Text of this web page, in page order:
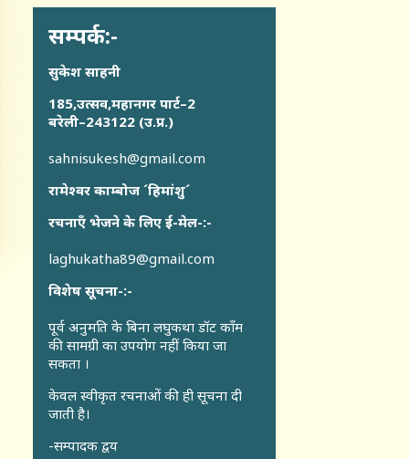
सम्पर्क:-
सुकेश साहनी
185,उत्सव,महानगर पार्ट–2
बरेली–243122 (उ.प्र.)
sahnisukesh@gmail.com
रामेश्वर काम्बोज ´हिमांशु´
रचनाएँ भेजने के लिए ई-मेल-:-
laghukatha89@gmail.com
विशेष सूचना-:-
पूर्व अनुमति के बिना लघुकथा डॉट कॉंम
की सामग्री का उपयोग नहीं किया जा
सकता ।
केवल स्वीकृत रचनाओं की ही सूचना दी
जाती है।
-सम्पादक द्वय